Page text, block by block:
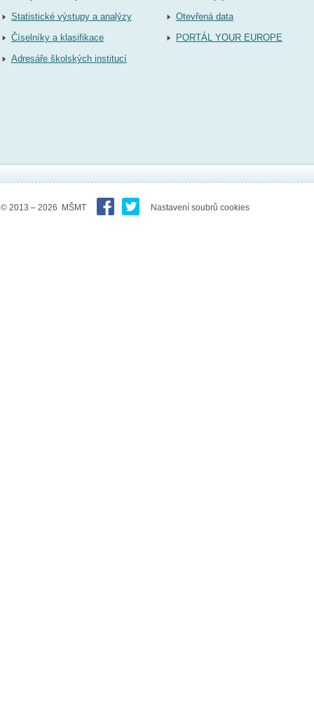
Statistické výstupy a analýzy
Číselníky a klasifikace
Adresáře školských institucí
Otevřená data
PORTÁL YOUR EUROPE
© 2013 – 2026 MŠMT Nastavení soubrů cookies